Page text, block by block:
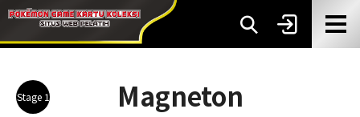
Stage 1 Magneton